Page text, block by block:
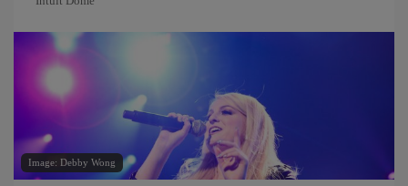
Image: Debby Wong